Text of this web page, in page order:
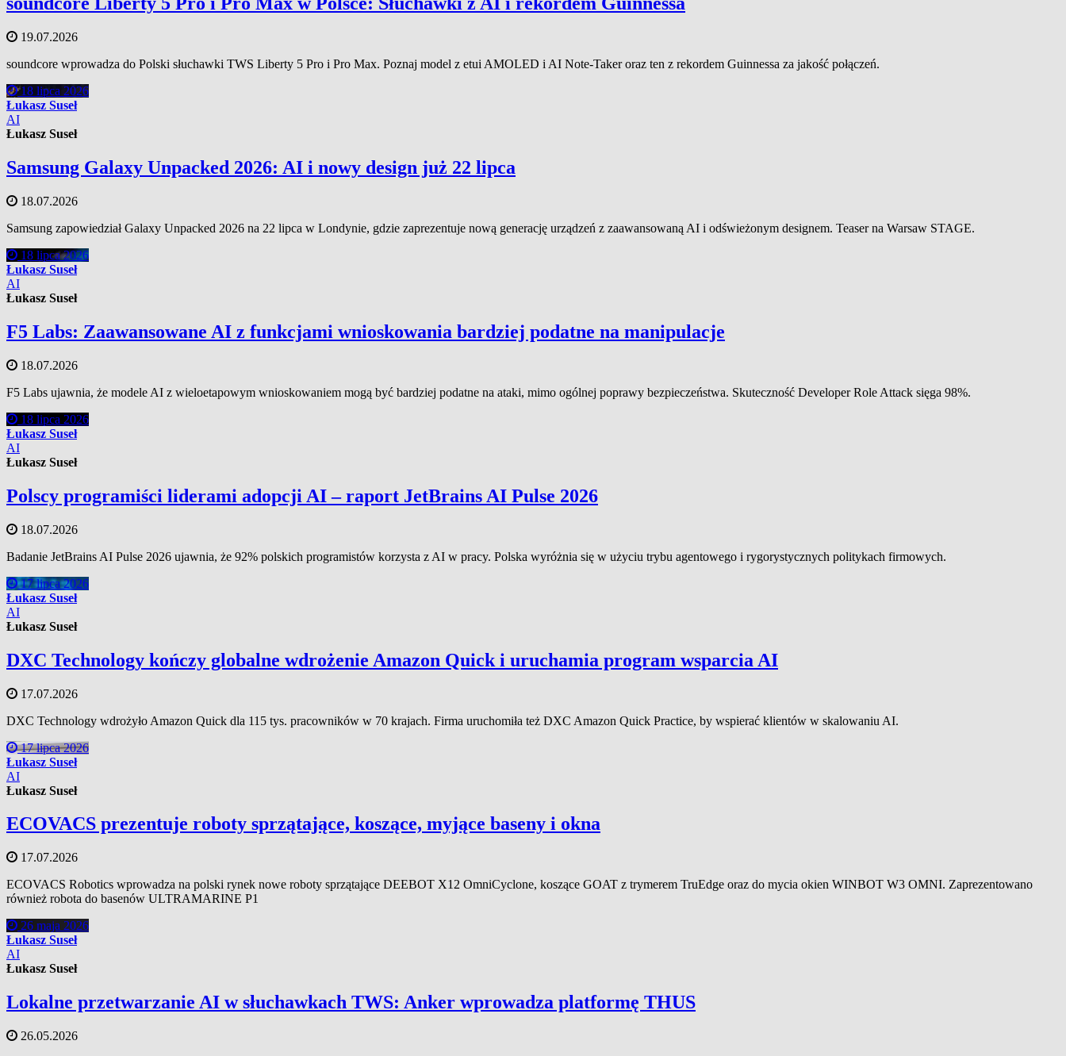
19.07.2026
soundcore wprowadza do Polski słuchawki TWS Liberty 5 Pro i Pro Max. Poznaj model z etui AMOLED i AI Note-Taker oraz ten z rekordem Guinnessa za jakość połączeń.
18 lipca 2026
Łukasz Suseł
AI
Łukasz Suseł
Samsung Galaxy Unpacked 2026: AI i nowy design już 22 lipca
18.07.2026
Samsung zapowiedział Galaxy Unpacked 2026 na 22 lipca w Londynie, gdzie zaprezentuje nową generację urządzeń z zaawansowaną AI i odświeżonym designem. Teaser na Warsaw STAGE.
18 lipca 2026
Łukasz Suseł
AI
Łukasz Suseł
F5 Labs: Zaawansowane AI z funkcjami wnioskowania bardziej podatne na manipulacje
18.07.2026
F5 Labs ujawnia, że modele AI z wieloetapowym wnioskowaniem mogą być bardziej podatne na ataki, mimo ogólnej poprawy bezpieczeństwa. Skuteczność Developer Role Attack sięga 98%.
18 lipca 2026
Łukasz Suseł
AI
Łukasz Suseł
Polscy programiści liderami adopcji AI – raport JetBrains AI Pulse 2026
18.07.2026
Badanie JetBrains AI Pulse 2026 ujawnia, że 92% polskich programistów korzysta z AI w pracy. Polska wyróżnia się w użyciu trybu agentowego i rygorystycznych politykach firmowych.
17 lipca 2026
Łukasz Suseł
AI
Łukasz Suseł
DXC Technology kończy globalne wdrożenie Amazon Quick i uruchamia program wsparcia AI
17.07.2026
DXC Technology wdrożyło Amazon Quick dla 115 tys. pracowników w 70 krajach. Firma uruchomiła też DXC Amazon Quick Practice, by wspierać klientów w skalowaniu AI.
17 lipca 2026
Łukasz Suseł
AI
Łukasz Suseł
ECOVACS prezentuje roboty sprzątające, koszące, myjące baseny i okna
17.07.2026
ECOVACS Robotics wprowadza na polski rynek nowe roboty sprzątające DEEBOT X12 OmniCyclone, koszące GOAT z trymerem TruEdge oraz do mycia okien WINBOT W3 OMNI. Zaprezentowano
również robota do basenów ULTRAMARINE P1
26 maja 2026
Łukasz Suseł
AI
Łukasz Suseł
Lokalne przetwarzanie AI w słuchawkach TWS: Anker wprowadza platformę THUS
26.05.2026